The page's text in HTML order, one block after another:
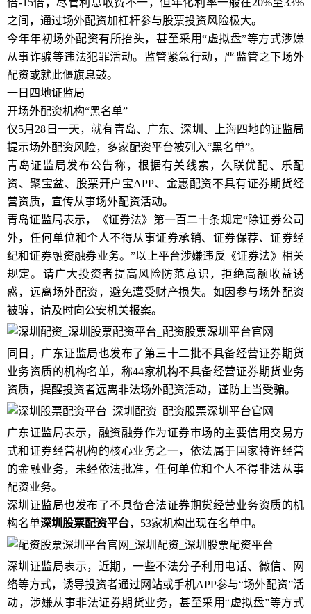
倍-15倍，尽管利息收费不一，但年化利率一般在20%至33%
之间，通过场外配资加杠杆参与股票投资风险极大。
今年年初场外配资有所抬头，甚至采用“虚拟盘”等方式涉嫌
从事诈骗等违法犯罪活动。监管紧急行动，严监管之下场外
配资或就此偃旗息鼓。
一日四地证监局
开场外配资机构“黑名单”
仅5月28日一天，就有青岛、广东、深圳、上海四地的证监局
提示场外配资风险，多家配资平台被列入“黑名单”。
青岛证监局发布公告称，根据有关线索，久联优配、乐配
资、聚宝盆、股票开户宝APP、金惠配资不具有证券期货经
营资质，宣传从事场外配资活动。
青岛证监局表示，《证券法》第一百二十条规定“除证券公司
外，任何单位和个人不得从事证券承销、证券保荐、证券经
纪和证券融资融券业务。”以上平台涉嫌违反《证券法》相关
规定。请广大投资者提高风险防范意识，拒绝高额收益诱
惑，远离场外配资，避免遭受财产损失。如因参与场外配资
被骗，请及时向公安机关报案。
同日，广东证监局也发布了第三十二批不具备经营证券期货
业务资质的机构名单，称44家机构不具备经营证券期货业务
资质，提醒投资者远离非法场外配资活动，谨防上当受骗。
广东证监局表示，融资融券作为证券市场的主要信用交易方
式和证券经营机构的核心业务之一，依法属于国家特许经营
的金融业务，未经依法批准，任何单位和个人不得非法从事
配资业务。
深圳证监局也发布了不具备合法证券期货经营业务资质的机
构名单深圳股票配资平台，53家机构出现在名单中。
深圳证监局表示，近期，一些不法分子利用电话、微信、网
络等方式，诱导投资者通过网站或手机APP参与“场外配资”活
动，涉嫌从事非法证券期货业务，甚至采用“虚拟盘”等方式